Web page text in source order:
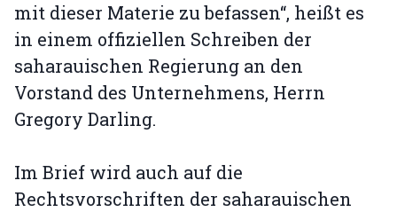
mit dieser Materie zu befassen“, heißt es
in einem offiziellen Schreiben der
saharauischen Regierung an den
Vorstand des Unternehmens, Herrn
Gregory Darling.
Im Brief wird auch auf die
Rechtsvorschriften der saharauischen